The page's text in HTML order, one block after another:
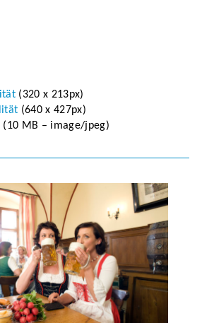
(320 x 213px)
(640 x 427px)
(10 MB – image/jpeg)